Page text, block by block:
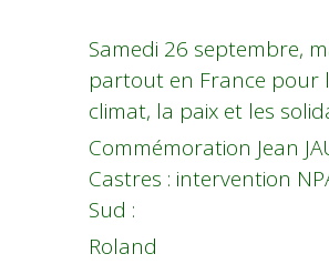
Samedi 26 septembre,
partout en France pour
climat, la paix et les
Commémoration Jean
Castres : intervention
Sud :
Roland